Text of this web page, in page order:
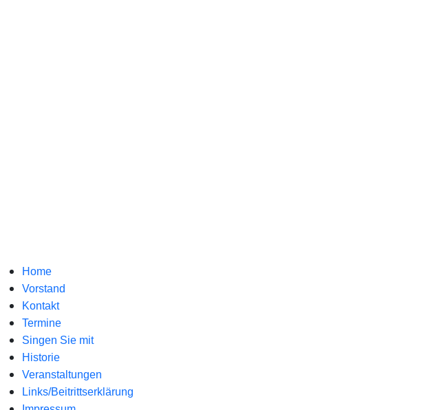
Home
Vorstand
Kontakt
Termine
Singen Sie mit
Historie
Veranstaltungen
Links/Beitrittserklärung